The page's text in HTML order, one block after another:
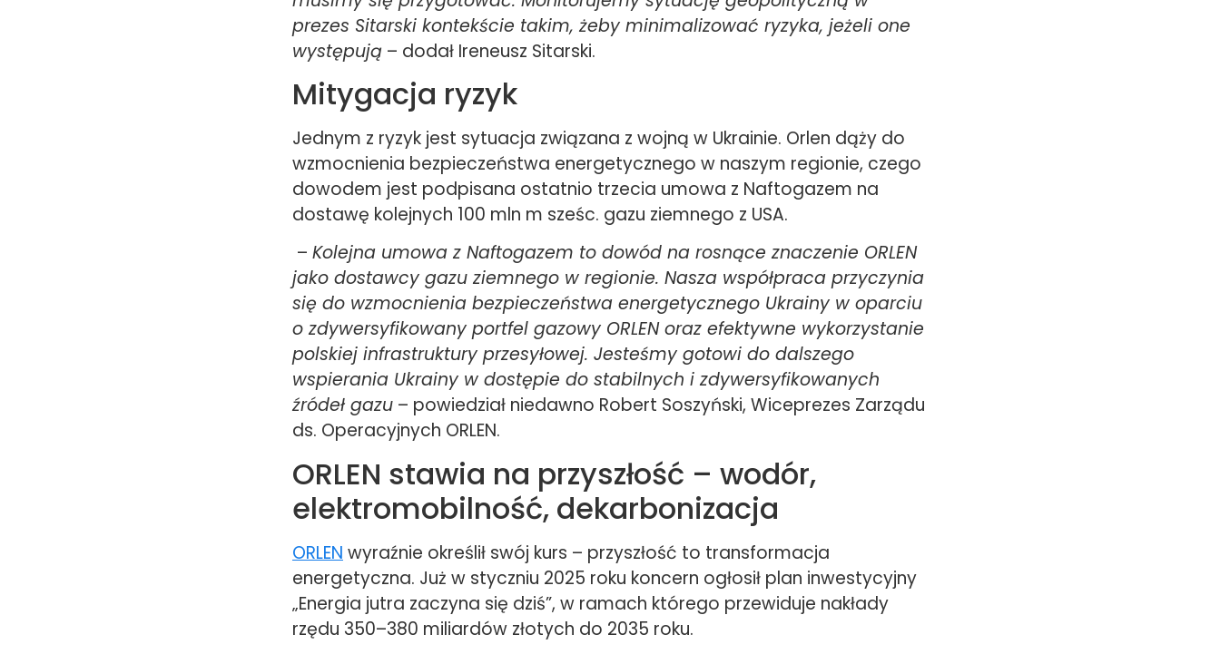
prezes Sitarski kontekście takim, żeby minimalizować ryzyka, jeżeli one
występują – dodał Ireneusz Sitarski.
Mitygacja ryzyk
Jednym z ryzyk jest sytuacja związana z wojną w Ukrainie. Orlen dąży do
wzmocnienia bezpieczeństwa energetycznego w naszym regionie, czego
dowodem jest podpisana ostatnio trzecia umowa z Naftogazem na
dostawę kolejnych 100 mln m sześc. gazu ziemnego z USA.
– Kolejna umowa z Naftogazem to dowód na rosnące znaczenie ORLEN
jako dostawcy gazu ziemnego w regionie. Nasza współpraca przyczynia
się do wzmocnienia bezpieczeństwa energetycznego Ukrainy w oparciu
o zdywersyfikowany portfel gazowy ORLEN oraz efektywne wykorzystanie
polskiej infrastruktury przesyłowej. Jesteśmy gotowi do dalszego
wspierania Ukrainy w dostępie do stabilnych i zdywersyfikowanych
źródeł gazu – powiedział niedawno Robert Soszyński, Wiceprezes Zarządu
ds. Operacyjnych ORLEN.
ORLEN stawia na przyszłość – wodór,
elektromobilność, dekarbonizacja
ORLEN wyraźnie określił swój kurs – przyszłość to transformacja
energetyczna. Już w styczniu 2025 roku koncern ogłosił plan inwestycyjny
„Energia jutra zaczyna się dziś”, w ramach którego przewiduje nakłady
rzędu 350–380 miliardów złotych do 2035 roku.